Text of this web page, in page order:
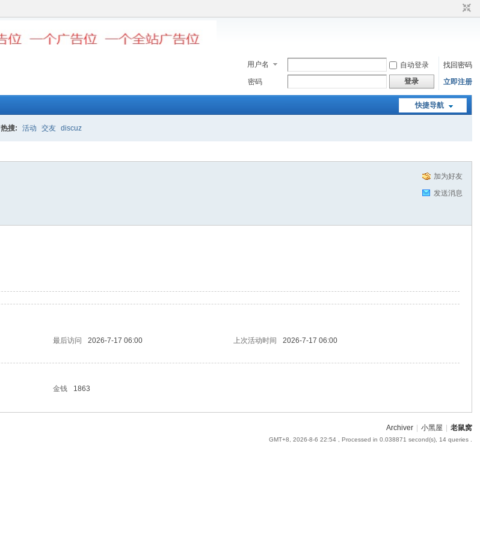
用户名 自动登录
找回密码
密码
登录 立即注册
快捷导航
热搜: 活动 交友 discuz
加为好友
发送消息
最后访问 2026-7-17 06:00 上次活动时间
2026-7-17 06:00
金钱 1863
Archiver 小黑屋 老鼠窝
GMT+8, 2026-8-6 22:54, Processed in 0.038871 second(s), 14 queries .